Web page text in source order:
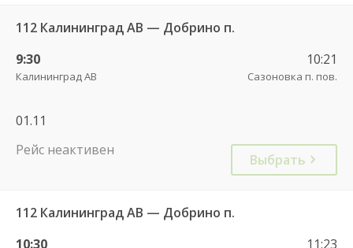
112 Калининград АВ — Добрино п.
9:30
Калининград АВ
10:21
Сазоновка п. пов.
01.11
Рейс неактивен
Выбрать
112 Калининград АВ — Добрино п.
10:30
11:23